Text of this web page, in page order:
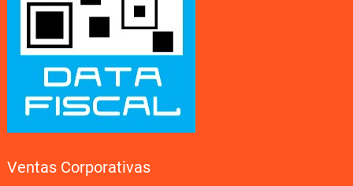
Ventas Corporativas